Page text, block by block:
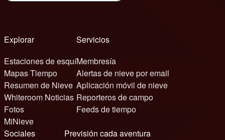
Explorar
Estaciones de esquí
Mapas Tiempo
Resumen de Nieve
Whiteroom Noticias
Fotos
MiNieve
Servicios
Membresía
Alertas de nieve por email
Aplicación móvil de nieve
Reporteros de campo
Feeds de tiempo
Sociales
Previsión cada aventura